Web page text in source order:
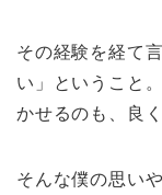
その経験を経て
い」ということ
かせるのも、良
そんな僕の思い